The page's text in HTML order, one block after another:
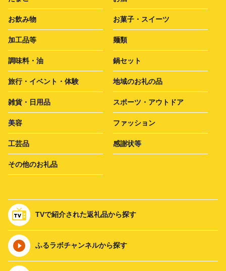
お飲み物 お菓子・スイーツ
加工品等 麺類
調味料・油 鍋セット
旅行・イベント・体験 地域のお礼の品
雑貨・日用品 スポーツ・アウトドア
美容 ファッション
工芸品 感謝状等
その他のお礼品
TVで紹介された返礼品から探す
ふるラボチャンネルから探す